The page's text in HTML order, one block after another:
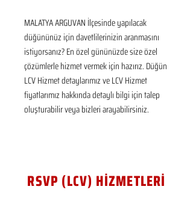
MALATYA ARGUVAN İlçesinde yapılacak
düğününüz için davetlilerinizin aranmasını
istiyorsanız? En özel gününüzde size özel
çözümlerle hizmet vermek için hazırız. Düğün
LCV Hizmet detaylarımız ve LCV Hizmet
fiyatlarımız hakkında detaylı bilgi için talep
oluşturabilir veya bizleri arayabilirsiniz.
RSVP (LCV) HİZMETLERİ